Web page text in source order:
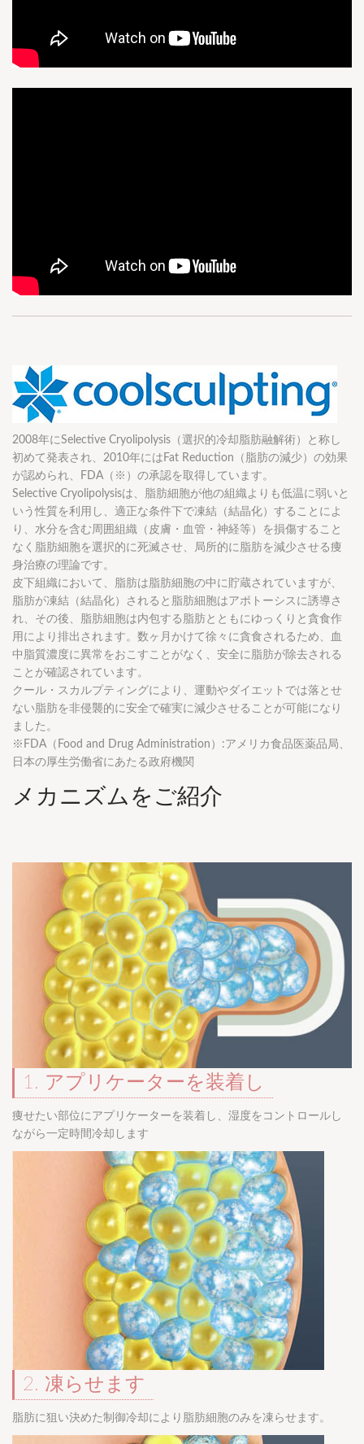
2008年にSelective Cryolipolysis（選択的冷却脂肪融解術）と称し
初めて発表され、2010年にはFat Reduction（脂肪の減少）の効果
が認められ、FDA（※）の承認を取得しています。
Selective Cryolipolysisは、脂肪細胞が他の組織よりも低温に弱いと
いう性質を利用し、適正な条件下で凍結（結晶化）することによ
り、水分を含む周囲組織（皮膚・血管・神経等）を損傷すること
なく脂肪細胞を選択的に死滅させ、局所的に脂肪を減少させる痩
身治療の理論です。
皮下組織において、脂肪は脂肪細胞の中に貯蔵されていますが、
脂肪が凍結（結晶化）されると脂肪細胞はアポトーシスに誘導さ
れ、その後、脂肪細胞は内包する脂肪とともにゆっくりと貪食作
用により排出されます。数ヶ月かけて徐々に貪食されるため、血
中脂質濃度に異常をおこすことがなく、安全に脂肪が除去される
ことが確認されています。
クール・スカルプティングにより、運動やダイエットでは落とせ
ない脂肪を非侵襲的に安全で確実に減少させることが可能になり
ました。
※FDA（Food and Drug Administration）:アメリカ食品医薬品局、
日本の厚生労働省にあたる政府機関
メカニズムをご紹介
1. アプリケーターを装着し
痩せたい部位にアプリケーターを装着し、湿度をコントロールし
ながら一定時間冷却します
2. 凍らせます
脂肪に狙い決めた制御冷却により脂肪細胞のみを凍らせます。